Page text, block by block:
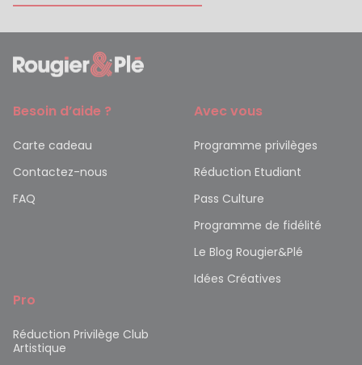
Besoin d’aide ?
Carte cadeau
Contactez-nous
FAQ
Avec vous
Programme privilèges
Réduction Etudiant
Pass Culture
Programme de fidélité
Le Blog Rougier&Plé
Idées Créatives
Pro
Réduction Privilège Club
Artistique